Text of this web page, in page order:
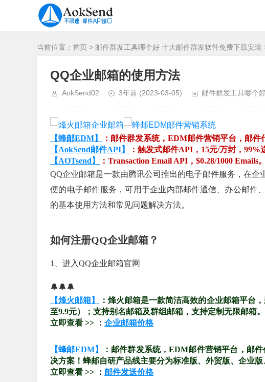
当前位置： 首页 > 邮件群发工具哪个好 十大邮件群发软件免费下载安装
QQ企业邮箱的使用方法
AokSend02 3年前 (2023-03-05) 邮件群发工具哪个
【蜂邮EDM】 ：邮件群发系统，EDM邮件营销平台，邮件
【AokSend邮件API】
：触发式邮件API，15元/万封，99%
【AOTsend】
：Transaction Email API，$0.28/1000 Emails。
QQ企业邮箱是一款由腾讯公司推出的电子邮件服务，在
便的电子邮件服务，可用于企业内部邮件通信、办公邮件
的基本使用方法和常见问题解决方法。
如何注册QQ企业邮箱？
1、进入QQ企业邮箱官网
🔔🔔🔔
【烽火邮箱】
：烽火邮箱是一款简洁高效的企业邮箱平台
至9.9元）；支持别名邮箱及群组邮箱，支持定制无限邮箱
立即查看 >> ： 企业邮箱价格
【蜂邮EDM】
：邮件群发系统，EDM邮件营销平台，邮
决方案！蜂邮自研产品线主要分为标准版、外贸版、企业
立即查看 >> ： 邮件发送价格